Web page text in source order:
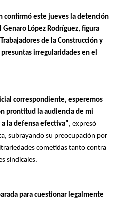
confirmó este jueves la detención
López Rodríguez, figura
de la Construcción y
irregularidades en el
correspondiente, esperemos
prontitud la audiencia de mi
la defensa efectiva”, expresó
subrayando su preocupación por
cometidas tanto contra
sindicales.
para cuestionar legalmente